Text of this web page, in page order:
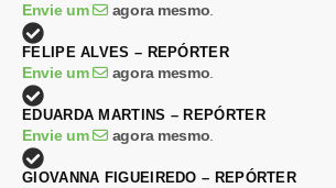
Envie um agora mesmo
FELIPE ALVES – REPÓRTER
Envie um agora mesmo
EDUARDA MARTINS – REPÓRTER
Envie um agora mesmo
GIOVANNA FIGUEIREDO – REPÓRTER